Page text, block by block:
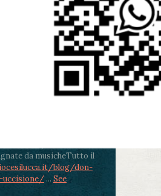
ore 11:30 - Lucca, Scuola
- Viale Castruccio
murales in
curato dal Liceo
ore 18 - Fiano
- Messa in
celebrata da mons.
di Lucca
ore 20.30 -
al Cippo di don
Memoria in alcuni
Ritrovo alle ore
con conclusione al
Elisa). Durante le
da musicheTutto il
blog/don-
uccisione/ ... See